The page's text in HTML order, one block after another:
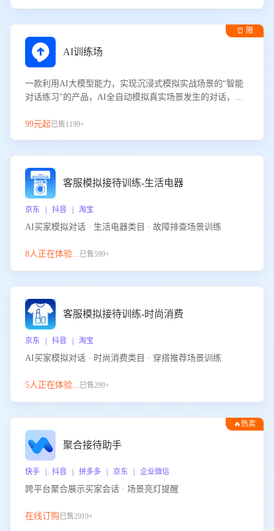
⏰ 限
AI训练场
一款利用AI大模型能力，实现沉浸式模拟实战场景的“智能
对话练习”的产品，AI全自动模拟真实场景发生的对话，企
服能力。
99元起已售1199+
客服模拟接待训练-生活电器
京东 | 抖音 | 淘宝
AI买家模拟对话 · 生活电器类目 · 故障排查场景训练
8人正在体验...已售599+
客服模拟接待训练-时尚消费
京东 | 抖音 | 淘宝
AI买家模拟对话 · 时尚消费类目 · 穿搭推荐场景训练
5人正在体验...已售299+
🔥热卖
聚合接待助手
快手 | 抖音 | 拼多多 | 京东 | 企业微信
跨平台聚合展示买家会话 · 场景亮灯提醒
在线订购已售2919+